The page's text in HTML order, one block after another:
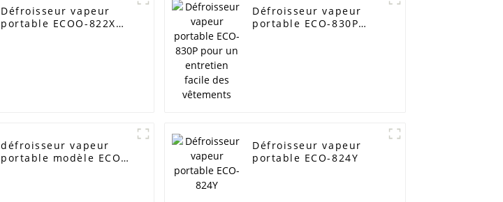
Défroisseur vapeur
portable ECOO-822X
Défroisseur vapeur
portable ECO-830P
défroisseur vapeur
portable modèle ECO-
Défroisseur vapeur
portable ECO-824Y